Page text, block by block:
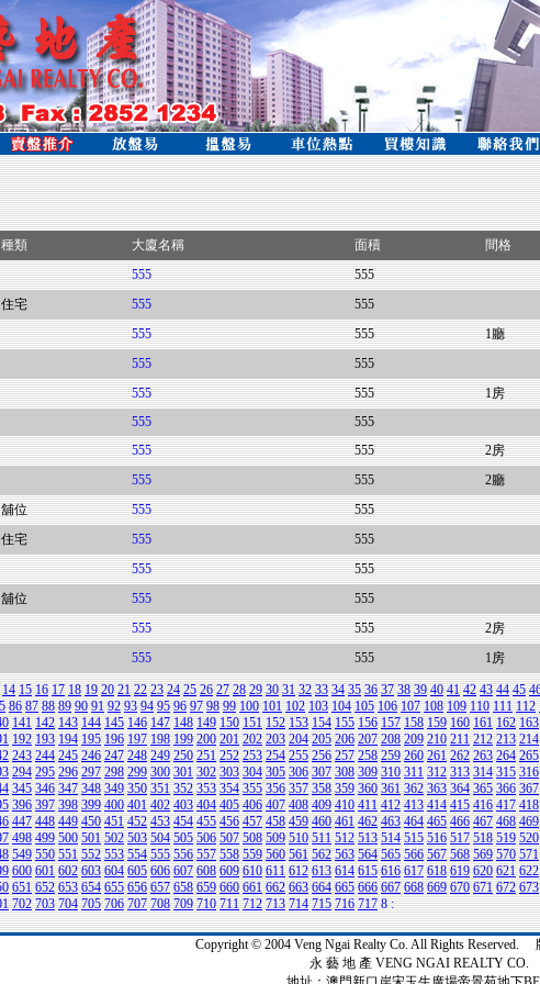
種類 大廈名稱 面積 間格
555 555
住宅
555 555
555
555 1廳
555 555
555
555 1房
555
555
555
555 2房
555
555 2廳
舖位
555 555
住宅
555 555
555 555
舖位
555 555
555
555 2房
555
555 1房
14 15 16 17 18 19 20 21 22 23 24 25 26 27 28 29 30 31 32 33 34 35 36 37 38 39 40 41 42 43 44 45
86 87 88 89 90 91 92 93 94 95 96 97 98 99 100 101 102 103 104 105 106 107 108 109 110 111 112
141 142 143 144 145 146 147 148 149 150 151 152 153 154 155 156 157 158 159 160 161 162 163
192 193 194 195 196 197 198 199 200 201 202 203 204 205 206 207 208 209 210 211 212 213 214
243 244 245 246 247 248 249 250 251 252 253 254 255 256 257 258 259 260 261 262 263 264 265
294 295 296 297 298 299 300 301 302 303 304 305 306 307 308 309 310 311 312 313 314 315 316
345 346 347 348 349 350 351 352 353 354 355 356 357 358 359 360 361 362 363 364 365 366 367
396 397 398 399 400 401 402 403 404 405 406 407 408 409 410 411 412 413 414 415 416 417 418
447 448 449 450 451 452 453 454 455 456 457 458 459 460 461 462 463 464 465 466 467 468 469
498 499 500 501 502 503 504 505 506 507 508 509 510 511 512 513 514 515 516 517 518 519 520
549 550 551 552 553 554 555 556 557 558 559 560 561 562 563 564 565 566 567 568 569 570 571
600 601 602 603 604 605 606 607 608 609 610 611 612 613 614 615 616 617 618 619 620 621 622
651 652 653 654 655 656 657 658 659 660 661 662 663 664 665 666 667 668 669 670 671 672 673
702 703 704 705 706 707 708 709 710 711 712 713 714 715 716 717 8 :
Copyright © 2004 Veng Ngai Realty Co. All Rights
永 藝 地 產 VENG NGAI REALTY CO.